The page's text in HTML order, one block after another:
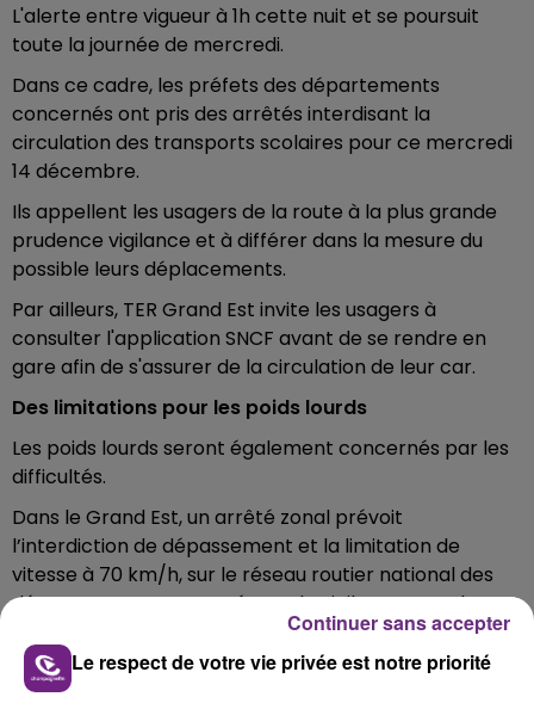
L'alerte entre vigueur à 1h cette nuit et se poursuit
toute la journée de mercredi.
Dans ce cadre, les préfets des départements
concernés ont pris des arrêtés interdisant la
circulation des transports scolaires pour ce mercredi
14 décembre.
Ils appellent les usagers de la route à la plus grande
prudence vigilance et à différer dans la mesure du
possible leurs déplacements.
Par ailleurs, TER Grand Est invite les usagers à
consulter l'application SNCF avant de se rendre en
gare afin de s'assurer de la circulation de leur car.
Des limitations pour les poids lourds
Les poids lourds seront également concernés par les
difficultés.
Dans le Grand Est, un arrêté zonal prévoit
l’interdiction de dépassement et la limitation de
vitesse à 70 km/h, sur le réseau routier national des
départements concernés par la vigilance, pour les
Le respect de votre vie privée est notre priorité
Continuer sans accepter